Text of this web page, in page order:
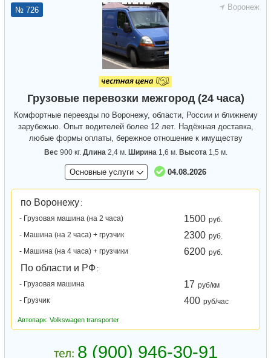
Воронеж
№ 726
Грузовые перевозки межгород (24 часа)
Комфортные переезды по Воронежу, области, России и ближнему
зарубежью. Опыт водителей более 12 лет. Надёжная доставка,
любые формы оплаты, бережное отношение к имуществу
Вес900 кг. Длина2,4 м. Ширина1,6 м. Высота1,5 м.
Основные услуги 04.08.2026
по Воронежу :
- Грузовая машина (на 2 часа)
1500 руб.
- Машина (на 2 часа) + грузчик
2300 руб.
- Машина (на 4 часа) + грузчики
6200 руб.
По области и РФ :
- Грузовая машина
17 руб/км
- Грузчик
400 руб/час
Автопарк: Volkswagen transporter